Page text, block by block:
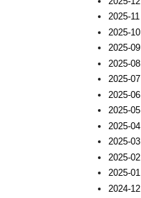
2025-11
2025-10
2025-09
2025-08
2025-07
2025-06
2025-05
2025-04
2025-03
2025-02
2025-01
2024-12